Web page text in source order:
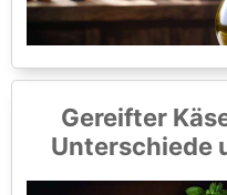
Gereifter
Unterschiede